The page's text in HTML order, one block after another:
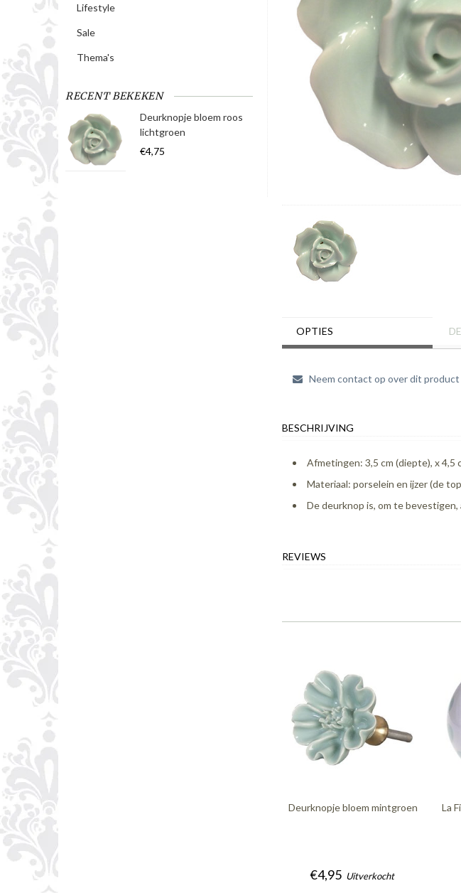
Lifestyle
Sale
Thema's
RECENT BEKEKEN
Deurknopje bloem roos
lichtgroen
€4,75
OPTIES
Neem contact op over dit product
BESCHRIJVING
Afmetingen: 3,5 cm (diepte), x 4,5
Materiaal: porselein en ijzer (de
De deurknop is, om te
REVIEWS
Deurknopje bloem mintgroen
€4,95 Uitverkocht
La